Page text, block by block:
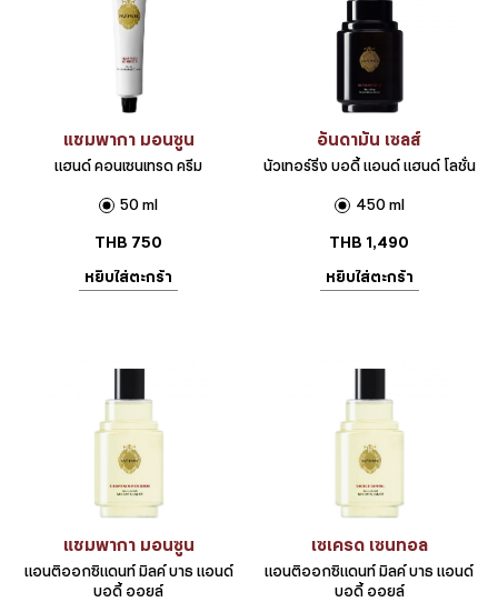
แชมพากา มอนซูน
แฮนด์ คอนเซนเทรด ครีม
50 ml
THB 750
หยิบใส่ตะกร้า
อันดามัน เซลส์
นัวเทอร์ริ่ง บอดี้ แอนด์ แฮนด์ โลชั่น
450 ml
THB 1,490
หยิบใส่ตะกร้า
แชมพากา มอนซูน
แอนติออกซิแดนท์ มิลค์ บาธ แอนด์
บอดี้ ออยล์
เซเครด เซนทอล
แอนติออกซิแดนท์ มิลค์ บาธ แอนด์
บอดี้ ออยล์